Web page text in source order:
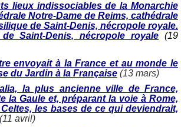
lieux indissociables de la Monarchie
Notre-Dame de Reims, cathédrale
de Saint-Denis, nécropole royale.
Saint-Denis, nécropole royale (19
envoyait à la France et au monde le
du Jardin à la Française (13 mars)
la plus ancienne ville de France,
la Gaule et, préparant la voie à Rome,
les bases de ce qui deviendrait,
(11 avril)